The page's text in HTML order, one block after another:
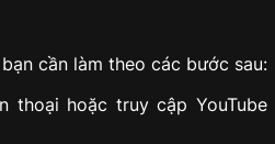
cần làm theo các bước sau:
thoại hoặc truy cập YouTube